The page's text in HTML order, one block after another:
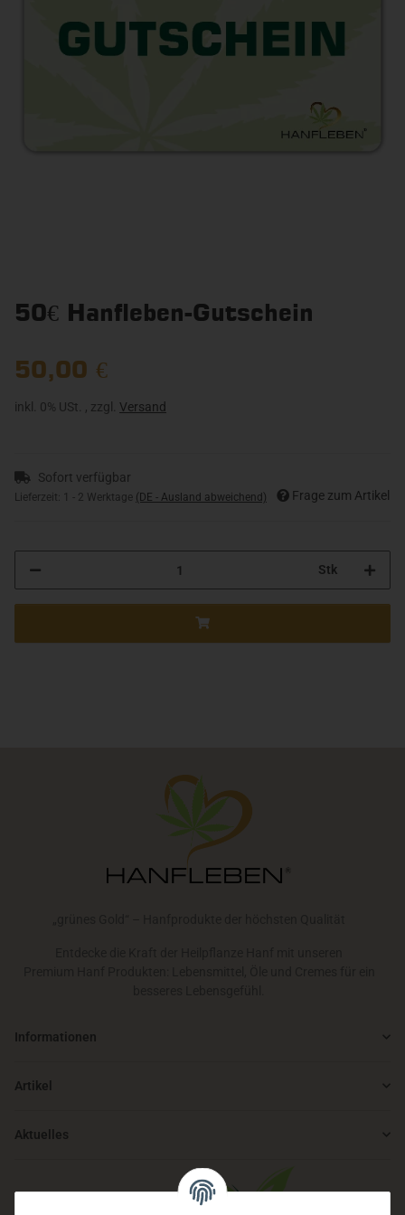
50€ Hanfleben-Gutschein
50,00 €
inkl. 0% USt. , zzgl. Versand
Sofort verfügbar
Lieferzeit: 1 - 2 Werktage (DE - Ausland abweichend) Frage zum Artikel
Stk
Informationen
Artikel
Aktuelles